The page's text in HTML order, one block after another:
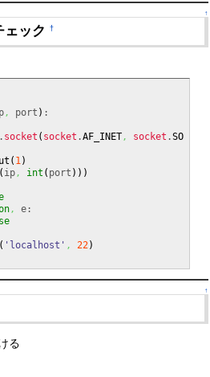
↑
ェック†
, port ) :
. socket ( socket .AF_INET, socket .SO
( 1)
( ip, int ( port ) ) )
,
e:
'localhost' , 22)
↑
る